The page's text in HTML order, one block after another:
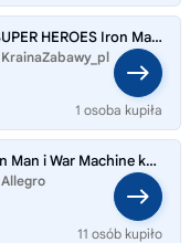
LEGO 76320 MARVEL SUPER HEROES Iron Man i War Machine kontra drony Hammera
KrainaZabawy_pl
1 osoba kupiła
LEGO Marvel 76320 Iron Man i War Machine kontra drony Hammera
Allegro
11 osób kupiło